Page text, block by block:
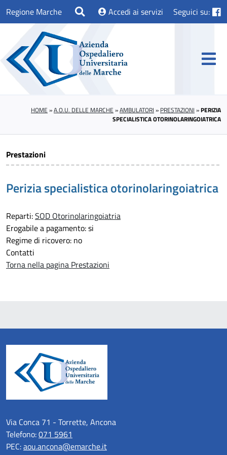
Regione Marche Accedi ai servizi Seguici su:
HOME »A.O.U. DELLE MARCHE »AMBULATORI » PRESTAZIONI »PERIZIA
SPECIALISTICA OTORINOLARINGOIATRICA
Prestazioni
Perizia specialistica otorinolaringoiatrica
Reparti:SOD Otorinolaringoiatria
Erogabile a pagamento: si
Regime di ricovero: no
Contatti
Torna nella pagina Prestazioni
Via Conca 71 - Torrette, Ancona
Telefono:071 5961
PEC:aou.ancona@emarche.it